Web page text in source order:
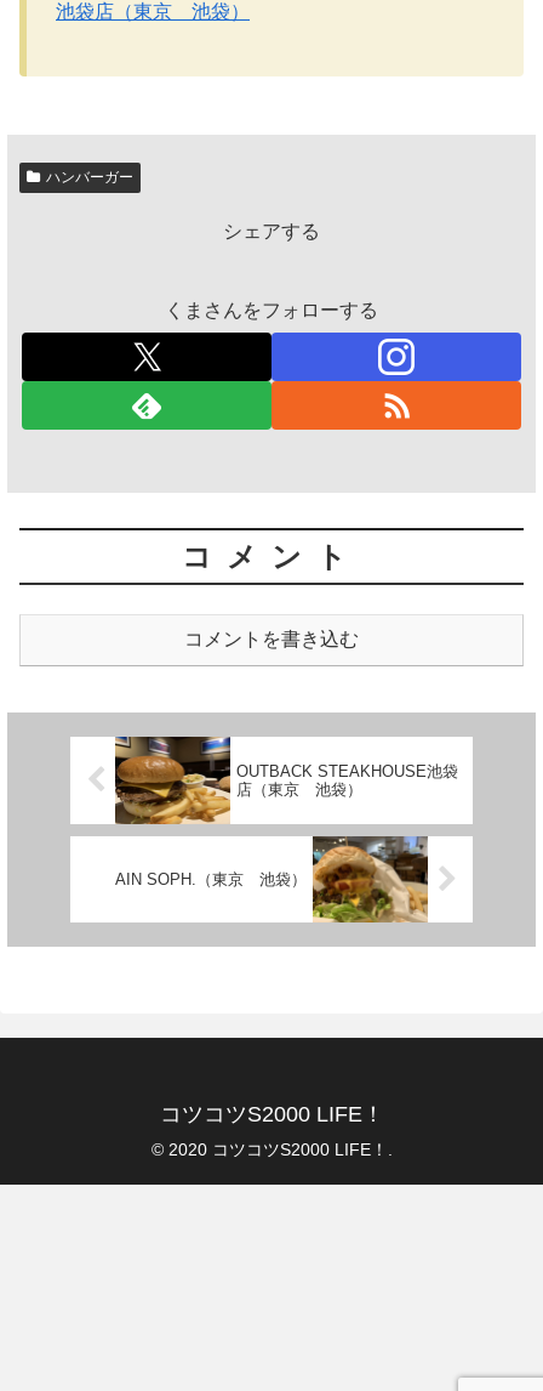
池袋店（東京 池袋）
ハンバーガー
シェアする
くまさんをフォローする
コメント
コメントを書き込む
OUTBACK STEAKHOUSE池袋
店（東京 池袋）
AIN SOPH.（東京 池袋）
コツコツS2000 LIFE！
© 2020 コツコツS2000 LIFE！.